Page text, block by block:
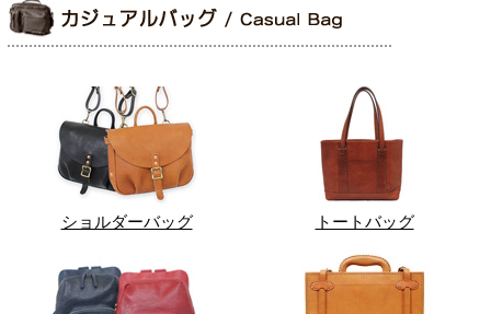
ショルダーバッグ トートバッグ